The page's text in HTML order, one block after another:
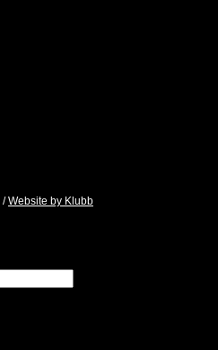
/Website by Klubb